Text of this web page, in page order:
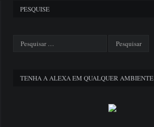
PESQUISE
TENHA A ALEXA EM QUALQUER AMBIENTE